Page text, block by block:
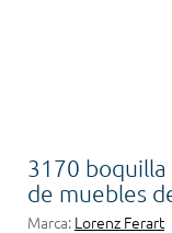
3170
de muebles
Marca: Lorenz Ferart